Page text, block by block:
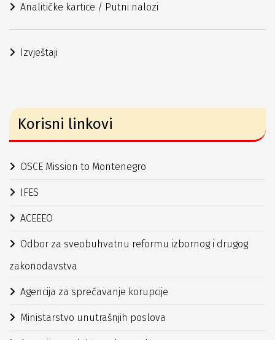
Analitičke kartice / Putni nalozi
Izvještaji
Korisni linkovi
OSCE Mission to Montenegro
IFES
ACEEEO
Odbor za sveobuhvatnu reformu izbornog i drugog
zakonodavstva
Agencija za sprečavanje korupcije
Ministarstvo unutrašnjih poslova